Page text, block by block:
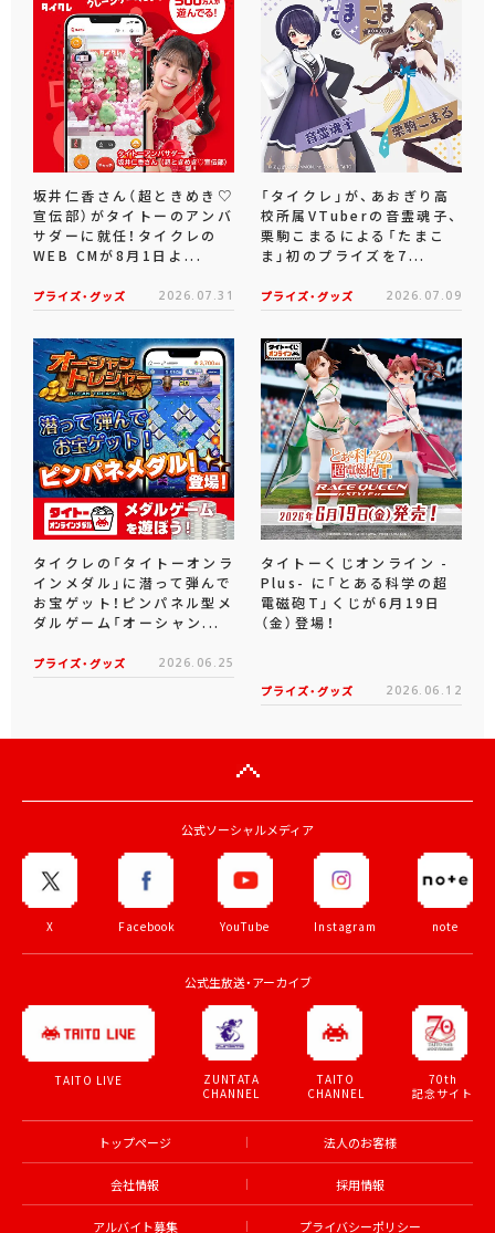
坂井仁香さん（超ときめき♡
宣伝部）がタイトーのアンバ
サダーに就任！タイクレの
WEB CMが8月1日よ...
プライズ・グッズ 2026.07.31
「タイクレ」が、あおぎり高
校所属VTuberの音霊魂子、
栗駒こまるによる「たまこ
ま」初のプライズを7...
プライズ・グッズ 2026.07.09
タイクレの「タイトーオンラ
インメダル」に潜って弾んで
お宝ゲット！ピンパネル型メ
ダルゲーム「オーシャン...
プライズ・グッズ 2026.06.25
タイトーくじオンライン -
Plus- に「とある科学の超
電磁砲T」くじが6月19日
（金）登場！
プライズ・グッズ 2026.06.12
公式ソーシャルメディア
X Facebook YouTube Instagram note
公式生放送・アーカイブ
TAITO LIVE
ZUNTATA
CHANNEL
TAITO
CHANNEL
70th
記念サイト
トップページ 法人のお客様
会社情報 採用情報
アルバイト募集 プライバシーポリシー